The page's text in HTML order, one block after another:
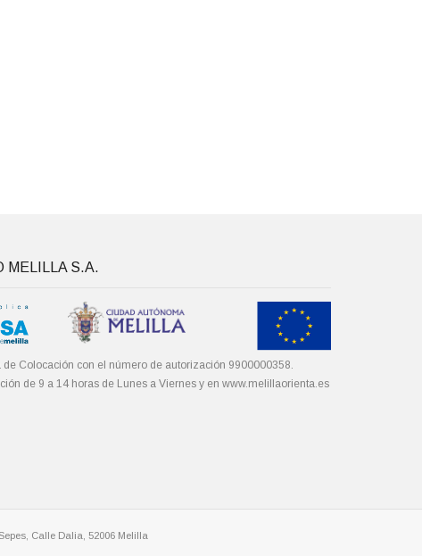
MELILLA S.A.
de Colocación con el número de autorización 9900000358.
de 9 a 14 horas de Lunes a Viernes y enwww.melillaorienta.es
Calle Dalia, 52006 Melilla